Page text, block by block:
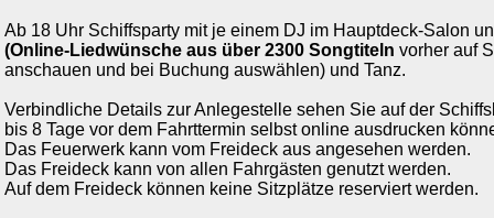
Ab 18 Uhr Schiffsparty mit je einem DJ im Hauptdeck-Salon
(Online-Liedwünsche aus über 2300 Songtiteln vorher auf
anschauen und bei Buchung auswählen) und Tanz.
Verbindliche Details zur Anlegestelle sehen Sie auf der
bis 8 Tage vor dem Fahrttermin selbst online ausdrucken
Das Feuerwerk kann vom Freideck aus angesehen werden.
Das Freideck kann von allen Fahrgästen genutzt werden.
Auf dem Freideck können keine Sitzplätze reserviert werden.